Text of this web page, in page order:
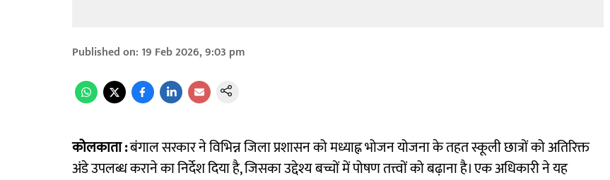
Published on: 19 Feb 2026, 9:03 pm
कोलकाता :बंगाल सरकार ने विभिन्न जिला प्रशासन को मध्याह्न भोजन योजना के तहत स्कूली छात्रों को अतिरिक्त
अंडे उपलब्ध कराने का निर्देश दिया है, जिसका उद्देश्य बच्चों में पोषण तत्त्वों को बढ़ाना है। एक अधिकारी ने यह